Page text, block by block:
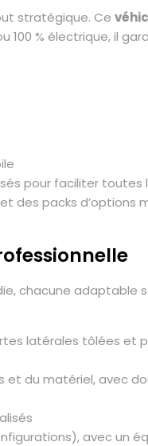
stratégique. Ce
% électrique, il
pour faciliter
des packs d’options
chacune adaptable
latérales tôlées
et du matériel, avec
avec un